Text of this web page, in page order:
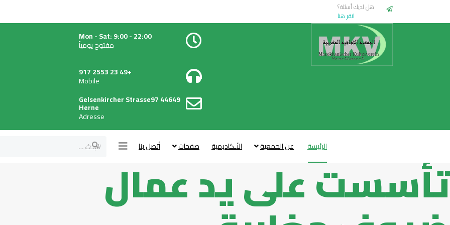
هل لديك أسئلة؟
انقر هنا
Mon - Sat: 9:00 - 22:00
مفتوح يومياً
+49 23 2553 917
Mobile
Gelsenkircher Strasse97 44649
Herne
Adresse
الرئيسة عن الجمعية الأـكاديمية صفحات أتصل بنا البحث
تأسست على يد عمال